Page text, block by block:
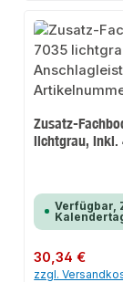
Zusatz-
lichtgrau, inkl.
Verfügbar,
Regulärer Preis:
30,34 €
zzgl.